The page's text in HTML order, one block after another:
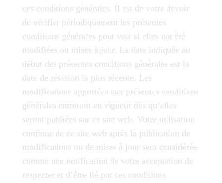
ces conditions générales. Il est de votre devoir
de vérifier périodiquement les présentes
conditions générales pour voir si elles ont été
modifiées ou mises à jour. La date indiquée au
début des présentes conditions générales est la
date de révision la plus récente. Les
modifications apportées aux présentes conditions
générales entreront en vigueur dès qu’elles
seront publiées sur ce site web. Votre utilisation
continue de ce site web après la publication de
modifications ou de mises à jour sera considérée
comme une notification de votre acceptation de
respecter et d’être lié par ces conditions